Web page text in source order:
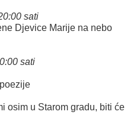
sati
Djevice Marije na nebo
sati
osim u Starom gradu, biti će